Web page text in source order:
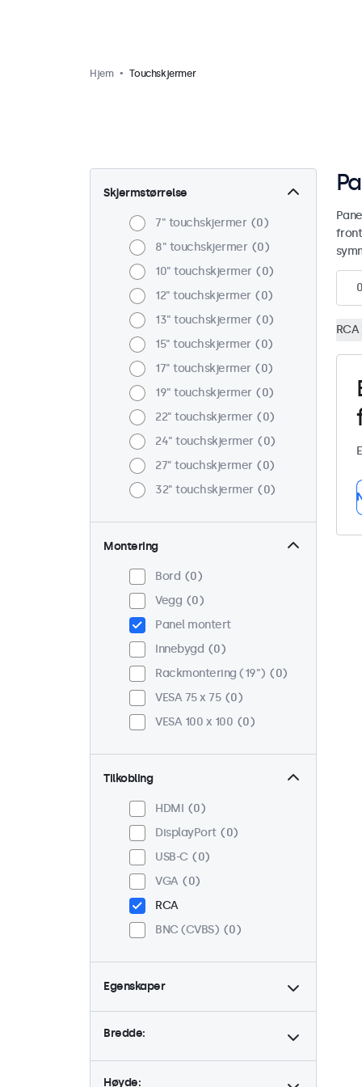
Hjem Touchskjermer
Skjermstørrelse
7" touchskjermer
0
8" touchskjermer
0
10" touchskjermer
0
12" touchskjermer
0
13" touchskjermer
0
15" touchskjermer
0
17" touchskjermer
0
19" touchskjermer
0
22" touchskjermer
0
24" touchskjermer
0
27" touchskjermer
0
32" touchskjermer
0
Montering
Bord
0
Vegg
0
Panel montert
Innebygd
0
Rackmontering (19")
0
VESA 75 x 75
0
VESA 100 x 100
0
Tilkobling
HDMI
0
DisplayPort
0
USB-C
0
VGA
0
RCA
BNC (CVBS)
0
Egenskaper
4:3 / 5:4
0
Dimbar
0
Bredde:
Høyde:
0
RCA